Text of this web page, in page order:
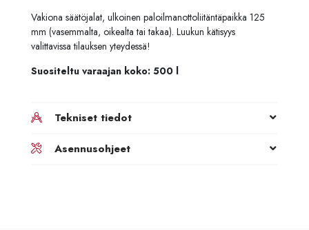
Vakiona säätöjalat, ulkoinen paloilmanottoliitäntäpaikka 125
mm (vasemmalta, oikealta tai takaa). Luukun kätisyys
valittavissa tilauksen yteydessä!
Suositeltu varaajan koko: 500 l
Tekniset tiedot
Asennusohjeet